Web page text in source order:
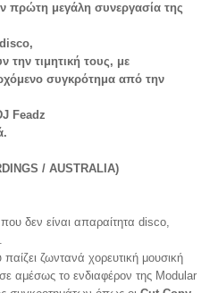
πρώτη μεγάλη συνεργασία της
την τιμητική τους, με
συγκρότημα από την
Feadz
/ AUSTRALIA)
δεν είναι απαραίτητα disco
παίζει ζωντανά χορευτική μουσική
αμέσως το ενδιαφέρον της Modular